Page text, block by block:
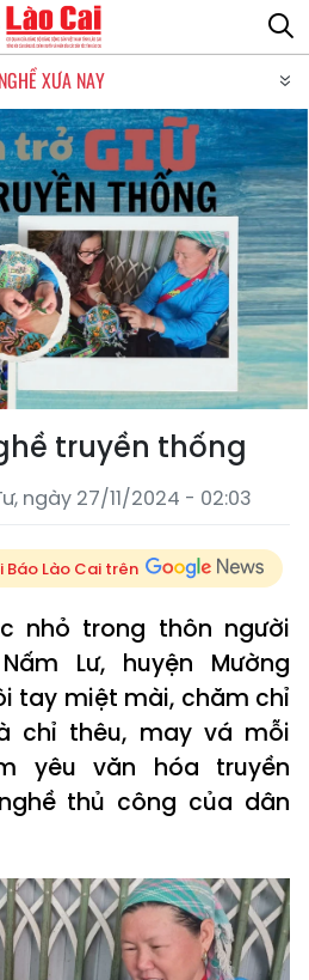
XƯA NAY
truyền thống
ngày 27/11/2024 - 02:03
Báo Lào Cai trên
nhỏ trong thôn người
Lư, huyện Mường
tay miệt mài, chăm chỉ
chỉ thêu, may vá mỗi
yêu văn hóa truyền
thủ công của dân